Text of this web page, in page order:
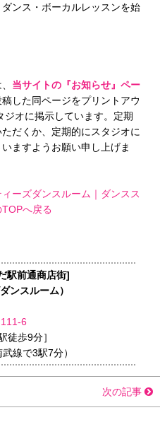
ンス・ボーカルレッスンを始
当サイトの『お知らせ』ペー
した同ページをプリントアウ
ジオに掲示しています。定期
だくか、定期的にスタジオに
ますようお願い申し上げま
ーズダンスルーム｜ダンスス
へ戻る
駅前通商店街]
ンスルーム）
6
徒歩9分］
線で3駅7分）
次の記事